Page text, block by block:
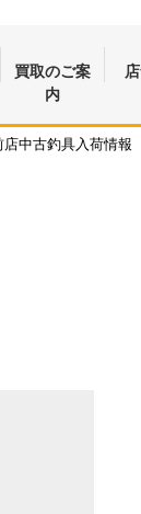
買取のご案
内
中古釣具入荷情報